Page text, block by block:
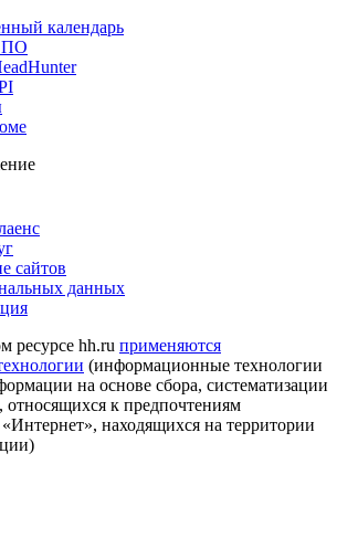
календарь
ПО
сайтов
данных
ресурсе hh.ru применяются
(информационные технологии
на основе сбора, систематизации
относящихся к предпочтениям
«Интернет», находящихся на территории